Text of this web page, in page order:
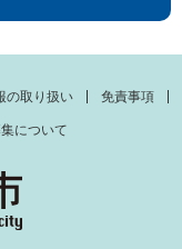
の取り扱い 免責事項
について